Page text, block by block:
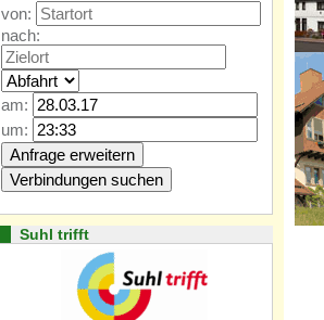
von:
nach:
am:
um:
Suhl trifft